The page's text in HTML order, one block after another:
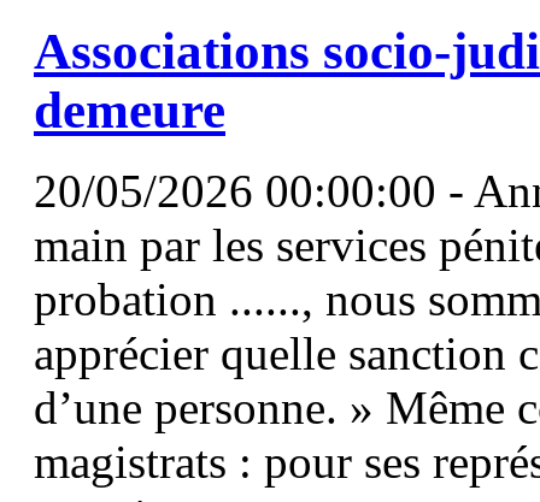
Associations socio-
demeure
20/05/2026 00:00:00 -
main par les services
probation ......, nous
apprécier quelle sanction
d’une personne. » Même
magistrats : pour ses